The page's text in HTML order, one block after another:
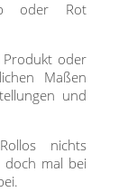
oder Rot
Produkt oder
Maßen
und
nichts
doch mal bei